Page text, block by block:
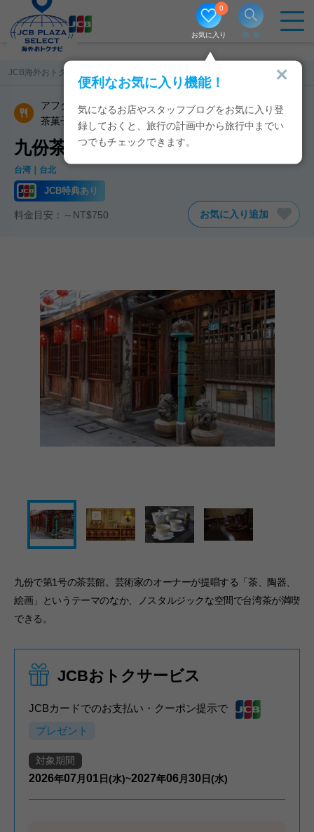
お気に入り
0
便利なお気に入り機能！
気になるお店やスタッフブログをお気に入り登
録しておくと、旅行の計画中から旅行中までい
つでもチェックできます。
検索
JCB海外おトクナビ
アフタヌーンティー／ハイティー／茶芸館
茶芸館
茶菓子
九份茶坊のJCB特典・クーポン
台湾 台北
JCB特典あり
料金目安：～NT$750 お気に入り追加
九份で第1号の茶芸館。芸術家のオーナーが提唱する「茶、陶器、
絵画」というテーマのなか、ノスタルジックな空間で台湾茶が満喫
できる。
JCBおトクサービス
JCBカードでのお支払い・クーポン提示で
プレゼント
対象期間
2026年07 月 01 日(水)~2027年06月 30 日(水)